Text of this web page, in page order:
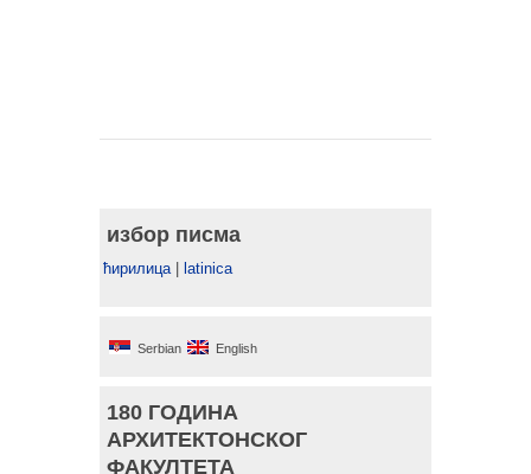
избор писма
ћирилица | latinica
Serbian English
180 ГОДИНА
АРХИТЕКТОНСКОГ
ФАКУЛТЕТА